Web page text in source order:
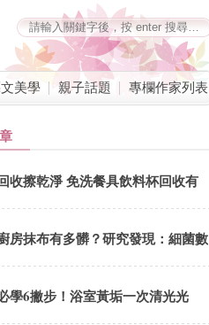
美學 親子話題 專欄作家列表
收擦乾淨 免洗餐具飲料杯回收有
步
房抹布有多髒？研究發現：細菌數
隨「這類食物」的消費頻率而增加
學6撇步！浴室黃垢一次清光光